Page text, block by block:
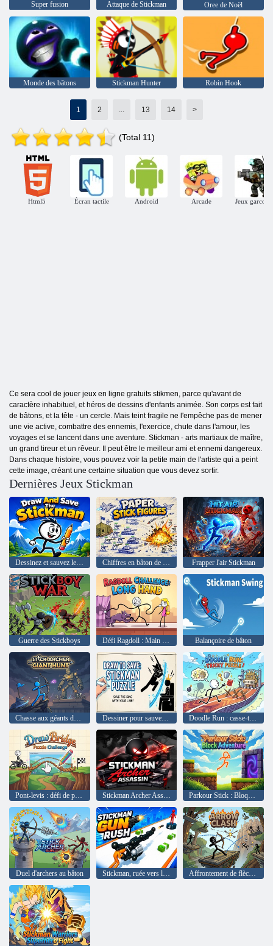
Super fusion Attaque de Stickman Oree de Noël
Monde des bâtons Stickman Hunter Robin Hook
1 2 13 14 >
(Total 11)
Html5 Écran tactile Android Arcade Jeux garcon
Ce sera cool de jouer jeux en ligne gratuits stikmen, parce qu'avant de
caractère inhabituel, et héros de dessins d'enfants animée. Son corps est fait
de bâtons, et la tête - un cercle. Mais teint fragile ne l'empêche pas de mener
une vie active, combattre des ennemis, l'exercice, chute dans l'amour, les
voyages et se lancent dans une aventure. Stickman - arts martiaux de maître,
un grand tireur et un rêveur. Il peut être le meilleur ami et ennemi dangereux.
Dans chaque histoire, vous pouvez voir la petite main de l'artiste qui a peint
cette image, créant une certaine situation que vous devez sortir.
Dernières Jeux Stickman
Dessinez et sauvez le Stickman Chiffres en bâton de papier Frapper l'air Stickman
Guerre des Stickboys Balançoire de bâton
Chasse aux géants de l'archer bâton Dessiner pour sauver : Stickman Puzzle Doodle Run : casse-tête délicat
Pont-levis : défi de puzzle Stickman Archer Assassin Parkour Stick : Bloquer l'aventure
Duel d'archers au bâton Stickman, ruée vers les armes à feu Affrontement de flèches